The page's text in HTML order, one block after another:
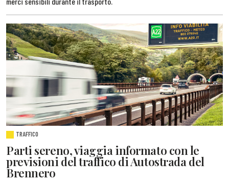
TRAFFICO
Parti sereno, viaggia informato con le
previsioni del traffico di Autostrada del
Brennero